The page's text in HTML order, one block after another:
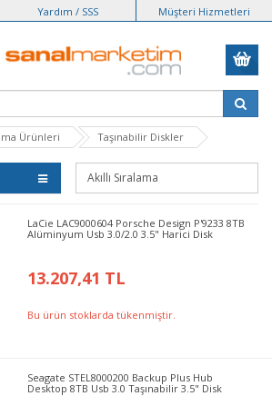
Yardım / SSS Müşteri Hizmetleri
Ürünleri Taşınabilir Diskler
LaCie LAC9000604 Porsche Design P'9233 8TB
Alüminyum Usb 3.0/2.0 3.5" Harici Disk
13.207,41 TL
Bu ürün stoklarda tükenmiştir.
Seagate STEL8000200 Backup Plus Hub
Desktop 8TB Usb 3.0 Taşınabilir 3.5" Disk